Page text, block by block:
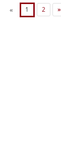
« 1 2 »